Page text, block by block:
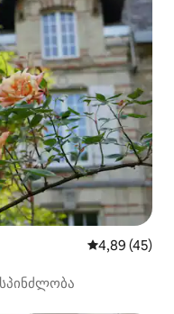
საშუალო
4,89 (45)